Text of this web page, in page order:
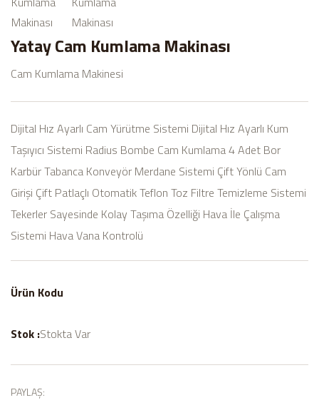
Yatay Cam Kumlama Makinası
Cam Kumlama Makinesi
Dijital Hız Ayarlı Cam Yürütme Sistemi Dijital Hız Ayarlı Kum
Taşıyıcı Sistemi Radius Bombe Cam Kumlama 4 Adet Bor
Karbür Tabanca Konveyör Merdane Sistemi Çift Yönlü Cam
Girişi Çift Patlaçlı Otomatik Teflon Toz Filtre Temizleme Sistemi
Tekerler Sayesinde Kolay Taşıma Özelliği Hava İle Çalışma
Sistemi Hava Vana Kontrolü
Ürün Kodu
Stok :Stokta Var
PAYLAŞ: